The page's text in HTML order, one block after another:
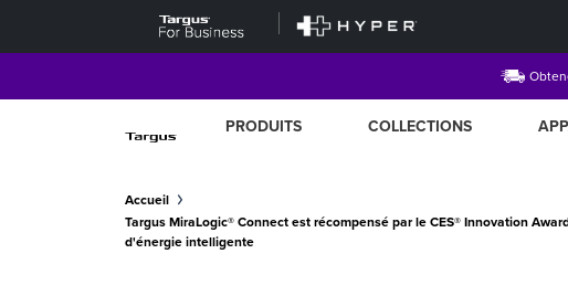
PRODUITS COLLECTIONS
Accueil
Targus MiraLogic® Connect est récompensé par le CES® Innovation
d'énergie intelligente